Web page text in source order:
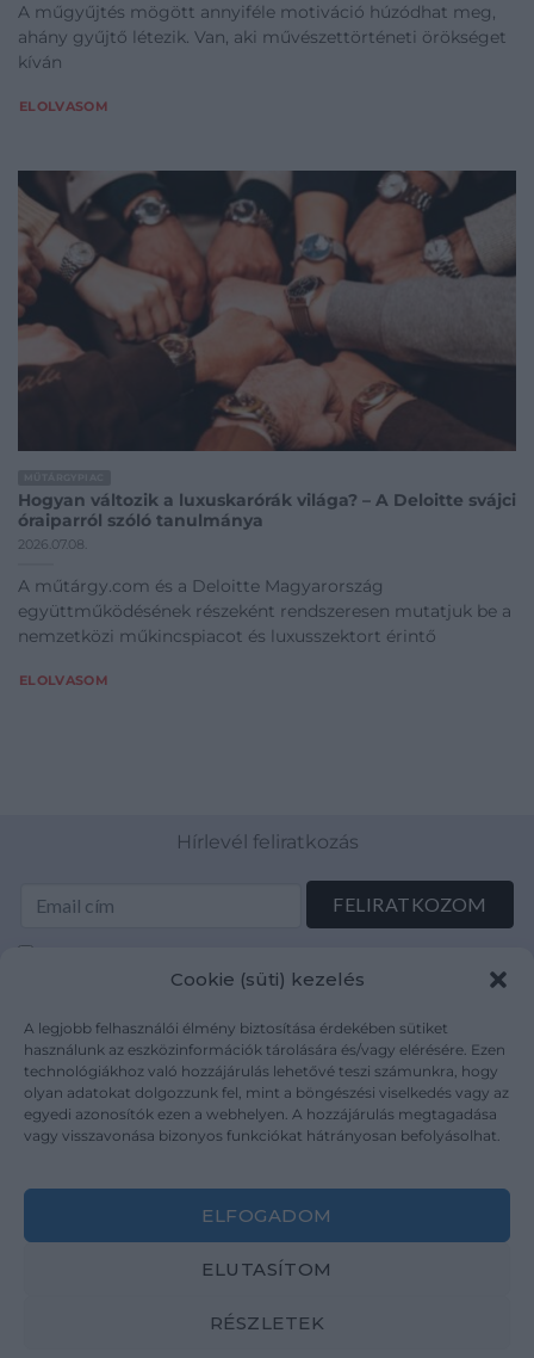
Cookie (süti) kezelés
A legjobb felhasználói élmény biztosítása érdekében sütiket
használunk az eszközinformációk tárolására és/vagy elérésére. Ezen
technológiákhoz való hozzájárulás lehetővé teszi számunkra, hogy
olyan adatokat dolgozzunk fel, mint a böngészési viselkedés vagy az
egyedi azonosítók ezen a webhelyen. A hozzájárulás megtagadása
vagy visszavonása bizonyos funkciókat hátrányosan befolyásolhat.
ELFOGADOM
ELUTASÍTOM
RÉSZLETEK
A műgyűjtés mögött annyiféle motiváció húzódhat meg,
ahány gyűjtő létezik. Van, aki művészettörténeti örökséget
kíván
ELOLVASOM
Hogyan változik a luxuskarórák világa? – A Deloitte svájci
óraiparról szóló tanulmánya
2026.07.08.
A műtárgy.com és a Deloitte Magyarország
együttműködésének részeként rendszeresen mutatjuk be a
nemzetközi műkincspiacot és luxusszektort érintő
ELOLVASOM
Hírlevél feliratkozás
mutargy.com/adatkezelesi-tajekoztato/
Rólunk
Médiaajánlat
Karrier
Kapcsolat
Áraink
ÁSZF
Adatvédelem
Impresszum
Kövesse a műtárgy.com-ot